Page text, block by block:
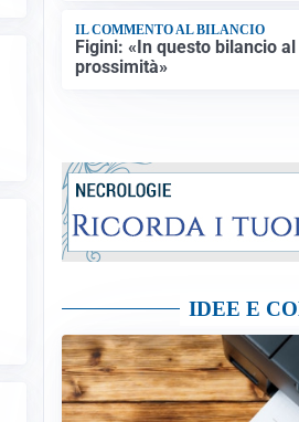
IL COMMENTO AL BILANCIO
Figini: «In questo bilancio
prossimità»
IDEE E